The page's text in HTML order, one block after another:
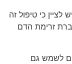
כי טיפול זה
זרימת הדם
לשמש גם